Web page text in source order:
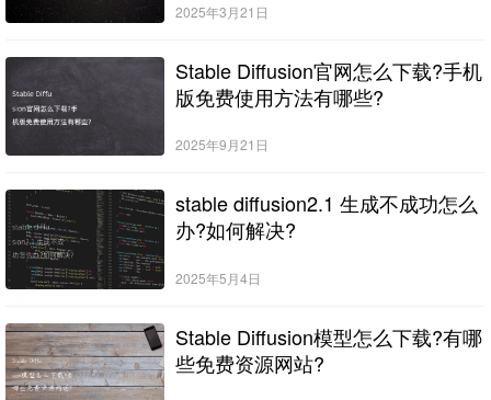
2025年3月21日
Stable Diffusion官网怎么下载?手机
版免费使用方法有哪些?
2025年9月21日
stable diffusion2.1 生成不成功怎么
办?如何解决?
2025年5月4日
Stable Diffusion模型怎么下载?有哪
些免费资源网站?